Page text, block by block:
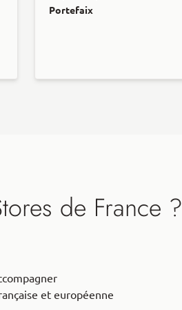
Portefaix
de France ?
et européenne